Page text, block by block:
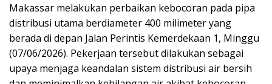
Makassar melakukan perbaikan kebocoran pada pipa
distribusi utama berdiameter 400 milimeter yang
berada di depan Jalan Perintis Kemerdekaan 1, Minggu
(07/06/2026). Pekerjaan tersebut dilakukan sebagai
upaya menjaga keandalan sistem distribusi air bersih